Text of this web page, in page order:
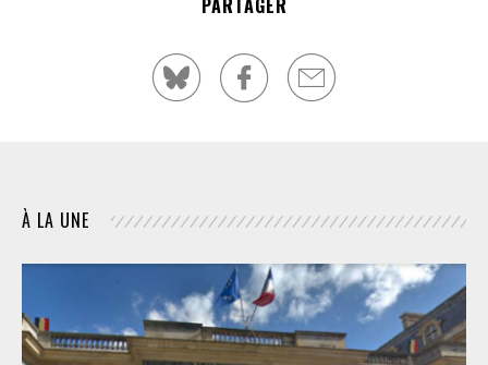
PARTAGER
À LA UNE